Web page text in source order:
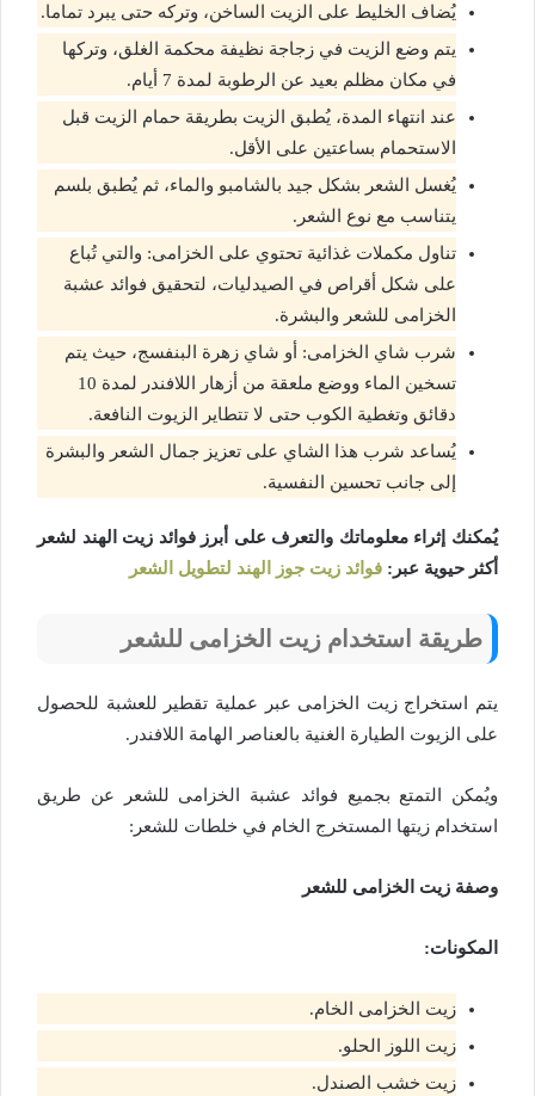
يُضاف الخليط على الزيت الساخن، وتركه حتى يبرد تماما.
يتم وضع الزيت في زجاجة نظيفة محكمة الغلق، وتركها
في مكان مظلم بعيد عن الرطوبة لمدة 7 أيام.
عند انتهاء المدة، يُطبق الزيت بطريقة حمام الزيت قبل
الاستحمام بساعتين على الأقل.
يُغسل الشعر بشكل جيد بالشامبو والماء، ثم يُطبق بلسم
يتناسب مع نوع الشعر.
تناول مكملات غذائية تحتوي على الخزامى: والتي تُباع
على شكل أقراص في الصيدليات، لتحقيق فوائد عشبة
الخزامى للشعر والبشرة.
شرب شاي الخزامى: أو شاي زهرة البنفسج، حيث يتم
تسخين الماء ووضع ملعقة من أزهار اللافندر لمدة 10
دقائق وتغطية الكوب حتى لا تتطاير الزيوت النافعة.
يُساعد شرب هذا الشاي على تعزيز جمال الشعر والبشرة
إلى جانب تحسين النفسية.
يُمكنك إثراء معلوماتك والتعرف على أبرز فوائد زيت الهند لشعر
أكثر حيوية عبر: فوائد زيت جوز الهند لتطويل الشعر
طريقة استخدام زيت الخزامى للشعر
يتم استخراج زيت الخزامى عبر عملية تقطير للعشبة للحصول
على الزيوت الطيارة الغنية بالعناصر الهامة اللافندر.
ويُمكن التمتع بجميع فوائد عشبة الخزامى للشعر عن طريق
استخدام زيتها المستخرج الخام في خلطات للشعر:
وصفة زيت الخزامى للشعر
المكونات:
زيت الخزامى الخام.
زيت اللوز الحلو.
زيت خشب الصندل.